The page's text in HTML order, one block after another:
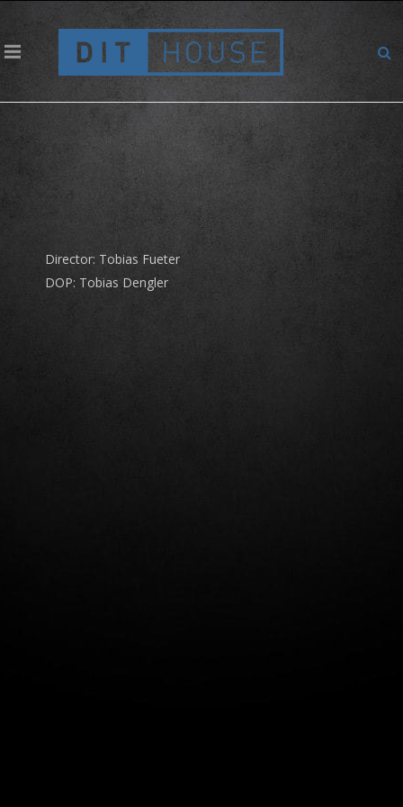
Coop – Schenken wir uns ein Lächeln
Director: Tobias Fueter
DOP: Tobias Dengler